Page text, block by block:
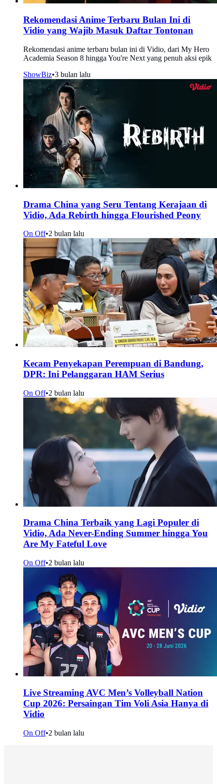
Rekomendasi Anime Terbaru Bulan Ini di
Vidio yang Wajib Masuk Daftar Tontonan
Rekomendasi anime terbaru bulan ini di Vidio, dari My Hero
Academia Season 8 hingga You're Next yang penuh aksi epik
ShowBiz•3 bulan lalu
Drama China yang Seru Tentang Kerajaan di
Vidio, Ada Rebirth hingga Flourished Peony
On Off•2 bulan lalu
Kecam Penyekapan Perempuan di Bandung,
DPR: Ini Pelanggaran HAM Serius
On Off•2 bulan lalu
Drama China Terbaik yang Lagi Populer di
Vidio, Ada Never-Ending Summer hingga You
Are My Fateful Love
On Off•2 bulan lalu
Live Streaming AVC Men’s Volleyball Nation
Cup 2026: Persaingan Tim Voli Asia Hanya di
Vidio
On Off•2 bulan lalu